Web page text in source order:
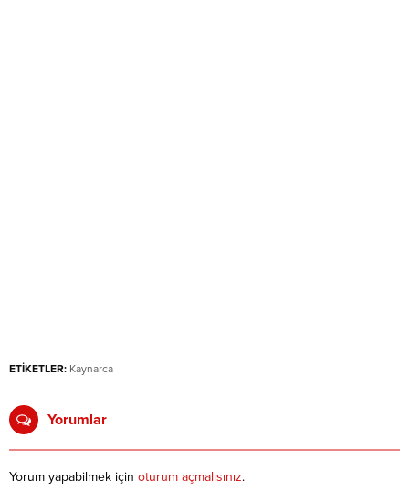
ETİKETLER: Kaynarca
Yorumlar
Yorum yapabilmek için oturum açmalısınız.